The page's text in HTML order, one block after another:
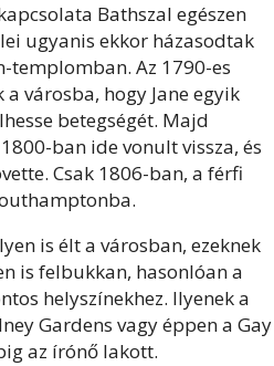
Bathszal egészen
ugyanis ekkor házasodtak
templomban. Az 1790-es
városba, hogy Jane egyik
betegségét. Majd
ban ide vonult vissza, és
Csak 1806-ban, a férfi
is élt a városban, ezeknek
is felbukkan, hasonlóan a
helyszínekhez. Ilyenek a
Gardens vagy éppen a Gay
az írónő lakott.